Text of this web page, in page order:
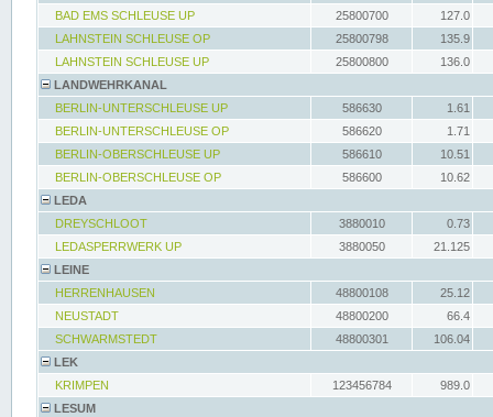
BAD EMS SCHLEUSE UP
25800700
127.0
LAHNSTEIN SCHLEUSE OP
25800798
135.9
LAHNSTEIN SCHLEUSE UP
25800800
136.0
LANDWEHRKANAL
BERLIN-UNTERSCHLEUSE UP
586630
1.61
BERLIN-UNTERSCHLEUSE OP
586620
1.71
BERLIN-OBERSCHLEUSE UP
586610
10.51
BERLIN-OBERSCHLEUSE OP
586600
10.62
LEDA
DREYSCHLOOT
3880010
0.73
LEDASPERRWERK UP
3880050
21.125
LEINE
HERRENHAUSEN
48800108
25.12
NEUSTADT
48800200
66.4
SCHWARMSTEDT
48800301
106.04
LEK
KRIMPEN
123456784
989.0
LESUM